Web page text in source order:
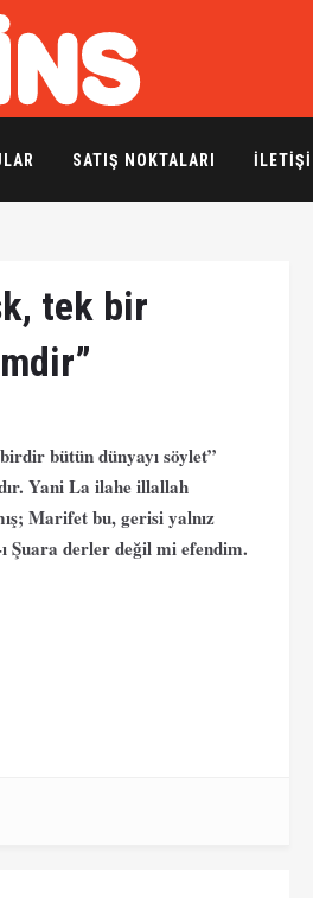
SATIŞ NOKTALARI
tek bir
bütün dünyayı söylet”
Yani La ilahe illallah
Marifet bu, gerisi yalnız
Şuara derler değil mi efendim.